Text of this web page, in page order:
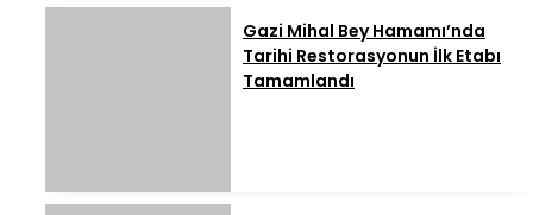
Gazi Mihal Bey Hamamı’nda
Tarihi Restorasyonun İlk Etabı
Tamamlandı